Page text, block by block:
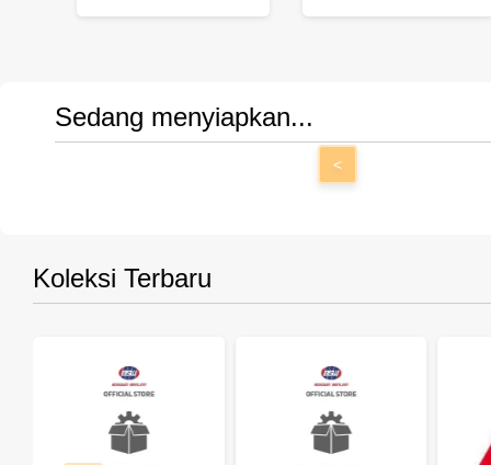
Sedang menyiapkan...
<
Koleksi Terbaru